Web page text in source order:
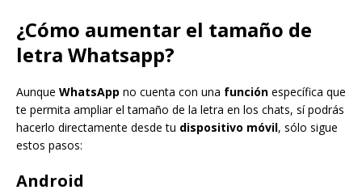
¿Cómo aumentar el tamaño de
letra Whatsapp?
Aunque WhatsApp no cuenta con una función específica que
te permita ampliar el tamaño de la letra en los chats, sí podrás
hacerlo directamente desde tu dispositivo móvil, sólo sigue
estos pasos:
Android